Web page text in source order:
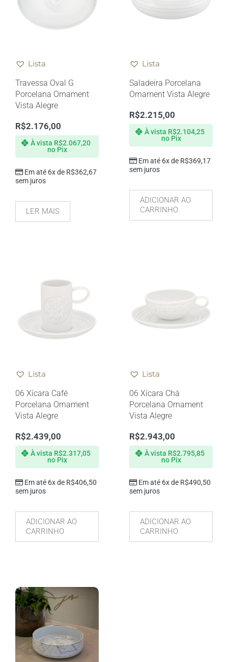
Lista
Travessa Oval G
Porcelana Ornament
Vista Alegre
R$2.176,00
Em até 6x de R$362,67
sem juros
À vista R$2.067,20
no Pix
LER MAIS
Lista
Saladeira Porcelana
Ornament Vista Alegre
R$2.215,00
Em até 6x de R$369,17
sem juros
À vista R$2.104,25
no Pix
ADICIONAR AO
CARRINHO
Lista
06 Xícara Café
Porcelana Ornament
Vista Alegre
R$2.439,00
Em até 6x de R$406,50
sem juros
À vista R$2.317,05
no Pix
ADICIONAR AO
CARRINHO
Lista
06 Xícara Chá
Porcelana Ornament
Vista Alegre
R$2.943,00
Em até 6x de R$490,50
sem juros
À vista R$2.795,85
no Pix
ADICIONAR AO
CARRINHO